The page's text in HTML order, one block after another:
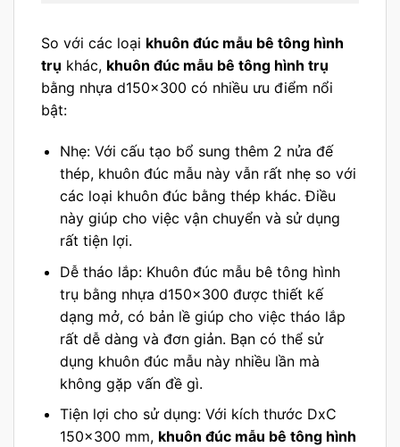
So với các loại khuôn đúc mẫu bê tông hình
trụ khác, khuôn đúc mẫu bê tông hình trụ
bằng nhựa d150x300 có nhiều ưu điểm nổi
bật:
Nhẹ: Với cấu tạo bổ sung thêm 2 nửa đế
thép, khuôn đúc mẫu này vẫn rất nhẹ so với
các loại khuôn đúc bằng thép khác. Điều
này giúp cho việc vận chuyển và sử dụng
rất tiện lợi.
Dễ tháo lắp: Khuôn đúc mẫu bê tông hình
trụ bằng nhựa d150x300 được thiết kế
dạng mở, có bản lề giúp cho việc tháo lắp
rất dễ dàng và đơn giản. Bạn có thể sử
dụng khuôn đúc mẫu này nhiều lần mà
không gặp vấn đề gì.
Tiện lợi cho sử dụng: Với kích thước DxC
150×300 mm, khuôn đúc mẫu bê tông hình